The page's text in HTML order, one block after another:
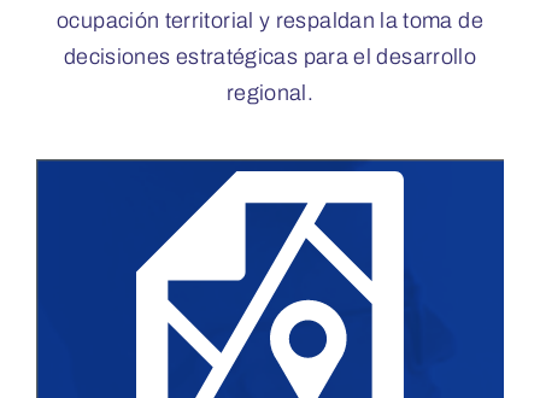
PEIN
ocupación territorial y respaldan la toma de
decisiones estratégicas para el desarrollo
regional.